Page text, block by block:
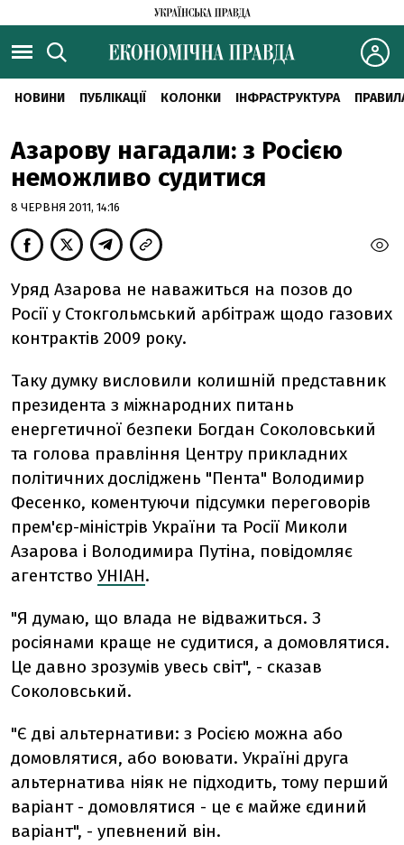
НОВИНИ ПУБЛІКАЦІЇ КОЛОНКИ ІНФРАСТРУКТУРА
Азарову нагадали: з Росією
неможливо судитися
8 ЧЕРВНЯ 2011, 14:16
Уряд Азарова не наважиться на позов до
Росії у Стокгольмський арбітраж щодо газових
контрактів 2009 року.
Таку думку висловили колишній представник
президента з міжнародних питань
енергетичної безпеки Богдан Соколовський
та голова правління Центру прикладних
політичних досліджень "Пента" Володимир
Фесенко, коментуючи підсумки переговорів
прем'єр-міністрів України та Росії Миколи
Азарова і Володимира Путіна, повідомляє
агентство УНІАН.
"Я думаю, що влада не відважиться. З
росіянами краще не судитися, а домовлятися.
Це давно зрозумів увесь світ", - сказав
Соколовський.
"Є дві альтернативи: з Росією можна або
домовлятися, або воювати. Україні друга
альтернатива ніяк не підходить, тому перший
варіант - домовлятися - це є майже єдиний
варіант", - упевнений він.